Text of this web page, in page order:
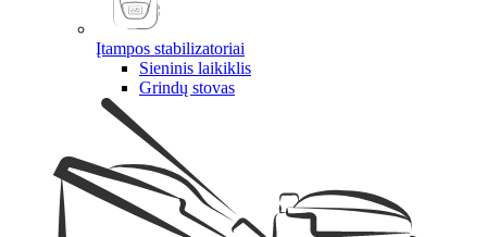
Įtampos stabilizatoriai
Sieninis laikiklis
Grindų stovas